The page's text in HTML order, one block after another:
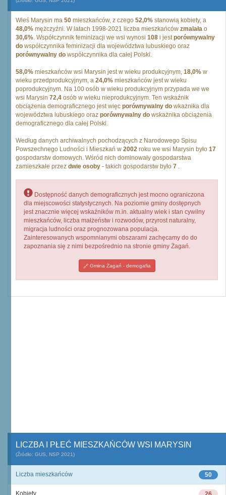
Wieś Marysin ma 50 mieszkańców, z czego 52,0% stanowią kobiety, a
48,0% mężczyźni. W latach 1998-2021 liczba mieszkańców zmalała o
30,6%. Współczynnik feminizacji we wsi wynosi 108 i jestporównywalny
do współczynnika feminizacji dla województwa lubuskiego oraz
porównywalny do współczynnika dla całej Polski.
58,0% mieszkańców wsi Marysin jest w wieku produkcyjnym, 18,0% w
wieku przedprodukcyjnym, a 24,0% mieszkańców jest w wieku
poprodukcyjnym. Na 100 osób w wieku produkcyjnym przypada we we
wsi Marysin 72,4 osób w wieku nieprodukcyjnym. Ten wskaźnik
obciążenia demograficznego jest więc porównywalny do wkażnika dla
województwa lubuskiego oraz porównywalny do wskażnika obciążenia
demograficznego dla całej Polski.
Według danych archiwalnych pochodzących z Narodowego Spisu
Powszechnego Ludności i Mieszkań w 2002 roku we wsi Marysin było 17
gospodarstw domowych. Wśród nich dominowały gospodarstwa
zamieszkałe przez dwie osoby - takich gospodarstw było 7 .
Dostępność danych demograficznych jest mocno ograniczona
dla miejscowości statystycznych. Na poziomie gminy dostępnych
jest znacznie więcej wskaźników m.in. aktualny wiek i stan cywilny
mieszkańców, liczba małżeństw i rozwodów, przyrost naturalny,
migracja ludności oraz prognozowana populacja.
Zainteresowanych wspomnianymi obszarami zachęcamy do do
zapoznania się z nimi bezpośrednio na stronie gminy Żagań.
Gmina Żagań - demogafia
LICZBA I PŁEĆ MIESZKAŃCÓW WSI MARYSIN
(Źródło: GUS, NSP 2021)
50
Liczba mieszkańców
Kobiety